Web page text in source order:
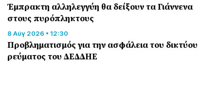
Έμπρακτη αλληλεγγύη θα δείξουν τα Γιάννενα
στους πυρόπληκτους
8 Αύγ 2026 • 12:30
Προβληματισμός για την ασφάλεια του δικτύου
ρεύματος του ΔΕΔΔΗΕ